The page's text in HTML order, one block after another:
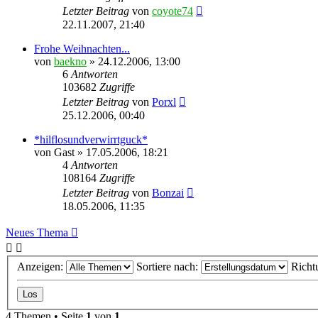
Letzter Beitrag von coyote74
22.11.2007, 21:40
Frohe Weihnachten...
von baekno » 24.12.2006, 13:00
6 Antworten
103682 Zugriffe
Letzter Beitrag von Porxl
25.12.2006, 00:40
*hilflosundverwirrtguck*
von Gast » 17.05.2006, 18:21
4 Antworten
108164 Zugriffe
Letzter Beitrag von Bonzai
18.05.2006, 11:35
Neues Thema
Anzeigen: Sortiere nach: